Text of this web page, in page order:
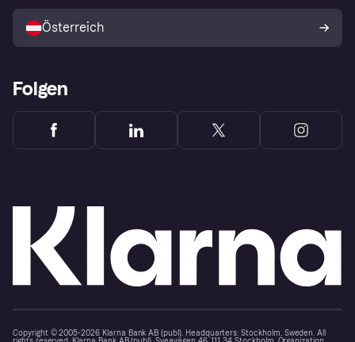
Österreich
Folgen
Copyright © 2005-2026 Klarna Bank AB (publ). Headquarters: Stockholm, Sweden. All